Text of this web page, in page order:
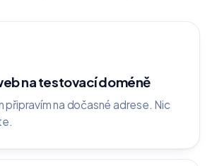
na testovací doméně
připravím na dočasné adrese. Nic